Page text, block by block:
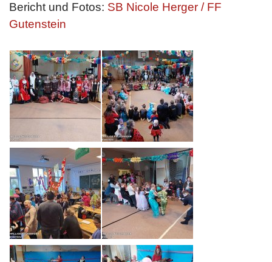
Bericht und Fotos: SB Nicole Herger / FF
Gutenstein